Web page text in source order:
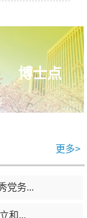
届四中...
博士点
更多>
党务...
和...